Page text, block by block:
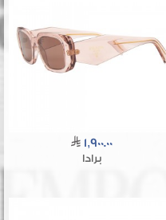
1,900.00
برادا